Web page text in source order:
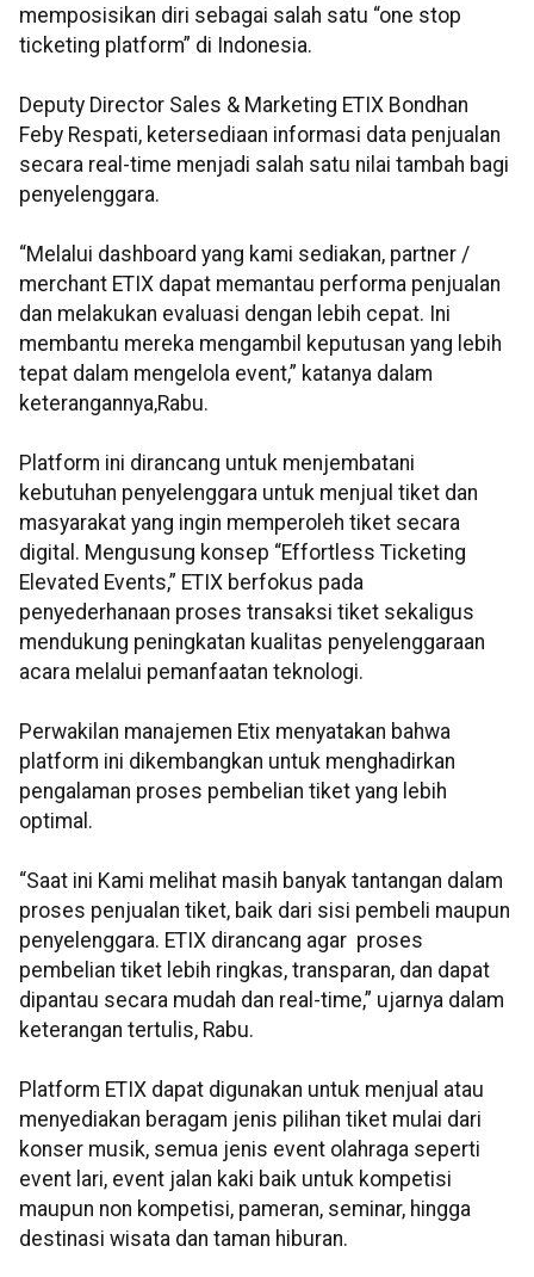
memposisikan diri sebagai salah satu “one stop
ticketing platform” di Indonesia.
Deputy Director Sales & Marketing ETIX Bondhan
Feby Respati, ketersediaan informasi data penjualan
secara real-time menjadi salah satu nilai tambah bagi
penyelenggara.
“Melalui dashboard yang kami sediakan, partner /
merchant ETIX dapat memantau performa penjualan
dan melakukan evaluasi dengan lebih cepat. Ini
membantu mereka mengambil keputusan yang lebih
tepat dalam mengelola event,” katanya dalam
keterangannya,Rabu.
Platform ini dirancang untuk menjembatani
kebutuhan penyelenggara untuk menjual tiket dan
masyarakat yang ingin memperoleh tiket secara
digital. Mengusung konsep “Effortless Ticketing
Elevated Events,” ETIX berfokus pada
penyederhanaan proses transaksi tiket sekaligus
mendukung peningkatan kualitas penyelenggaraan
acara melalui pemanfaatan teknologi.
Perwakilan manajemen Etix menyatakan bahwa
platform ini dikembangkan untuk menghadirkan
pengalaman proses pembelian tiket yang lebih
optimal.
“Saat ini Kami melihat masih banyak tantangan dalam
proses penjualan tiket, baik dari sisi pembeli maupun
penyelenggara. ETIX dirancang agar proses
pembelian tiket lebih ringkas, transparan, dan dapat
dipantau secara mudah dan real-time,” ujarnya dalam
keterangan tertulis, Rabu.
Platform ETIX dapat digunakan untuk menjual atau
menyediakan beragam jenis pilihan tiket mulai dari
konser musik, semua jenis event olahraga seperti
event lari, event jalan kaki baik untuk kompetisi
maupun non kompetisi, pameran, seminar, hingga
destinasi wisata dan taman hiburan.